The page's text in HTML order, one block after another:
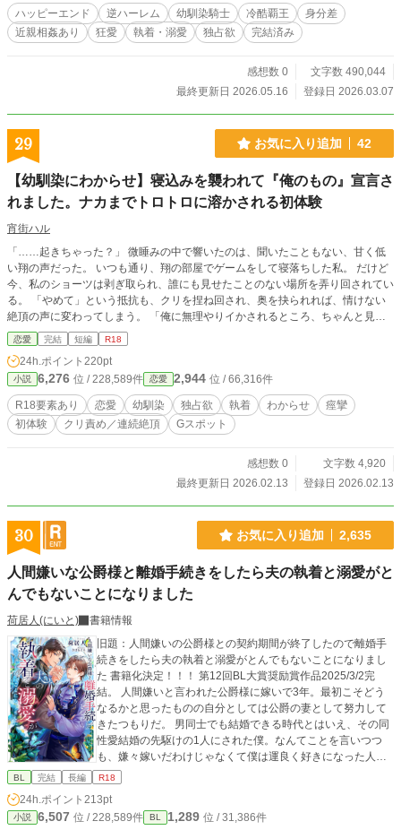
レイラ。 春の光に満ちた平穏な日々は、ある一滴の鮮血と
『呪い』によって残酷に崩れ去った。国を追われ、身分を隠
して逃亡するレイラ。けれど、その圧倒的な美しさと気高さ
路で彼女を追い詰めるのは、利権などではない、逃れられぬ
によって引き裂かれ、皮肉な再会を果たした最愛の兄。 数
多の男たちの熱い情熱が、汚れなき王女の心と体を侵食して
も――。 数多の愛に翻弄される、激しくも切ない執着愛フ
ァンタジー。 ※ハッピーエンドへ至る過程で、一部苛烈な描
ハッピーエンド 逆ハーレム 幼馴染騎士 冷酷覇王
身分差
近親相姦あり
狂愛 執着・溺愛 独占欲 完結済み
感想数 0
文字数 490,044
最終更新日 2026.05.16
登録日 2026.03.07
29 お気に入り追加 42
【幼馴染にわからせ】寝込みを襲われて『俺のもの』宣言さ
れました。ナカまでトロトロに溶かされる初体験
宵街ハル
「……起きちゃった？」 微睡みの中で響いたのは、聞いたこともない、甘く低
い翔の声だった。 いつも通り、翔の部屋でゲームをして寝落ちした私。 だけど
今、私のショーツは剥ぎ取られ、誰にも見せたことのない場所を弄り回されてい
る。 「やめて」という抵抗も、クリを捏ね回され、奥を抉られれば、情けない
絶頂の声に変わってしまう。 「俺に無理やりイかされるところ、ちゃんと見て
てあげるから」 幼馴染だと思っていたのは、私だけだったの？ 執着心剥き出し
の彼に、ナカまで『俺のもの』だと刻みつけられる、パニック寸前の初体験。
（……ねぇ、もう、そんなところ……壊れちゃう……！） ※本作はpixivに投稿
している短編の再録です。
恋愛 完結 短編 R18
24h.ポイント 220pt
小説 6,276 位 / 228,589件 恋愛 2,944 位 / 66,316件
R18要素あり 恋愛 幼馴染 独占欲 執着 わからせ
痙攣
初体験
クリ責め／連続絶頂 Gスポット
感想数 0
文字数 4,920
最終更新日 2026.02.13
登録日 2026.02.13
30 お気に入り追加 2,635
人間嫌いな公爵様と離婚手続きをしたら夫の執着と溺愛がと
んでもないことになりました
荷居人(にいと)
書籍情報
旧題：人間嫌いの公爵様との契約期間が終了したので離婚手
続きをしたら夫の執着と溺愛がとんでもないことになりまし
た 書籍化決定！！！ 第12回BL大賞奨励賞作品2025/3/2完
結。 人間嫌いと言われた公爵様に嫁いで3年。最初こそどう
なるかと思ったものの自分としては公爵の妻として努力して
きたつもりだ。 男同士でも結婚できる時代とはいえ、その同
性愛結婚の先駆けの1人にされた僕。なんてことを言いつつ
も、嫌々嫁いだわけじゃなくて僕は運良く好きになった人に
嫁いだので政略結婚万歳と今でも思っている。 だけど相手は
だけで、翌日にどころかその日にお仕事に行ってしまうよう
な人だ。だから使用人にも舐められるし、割と肩身は狭かっ
BL 完結 長編 R18
24h.ポイント 213pt
小説 6,507 位 / 228,589件 BL 1,289 位 / 31,386件